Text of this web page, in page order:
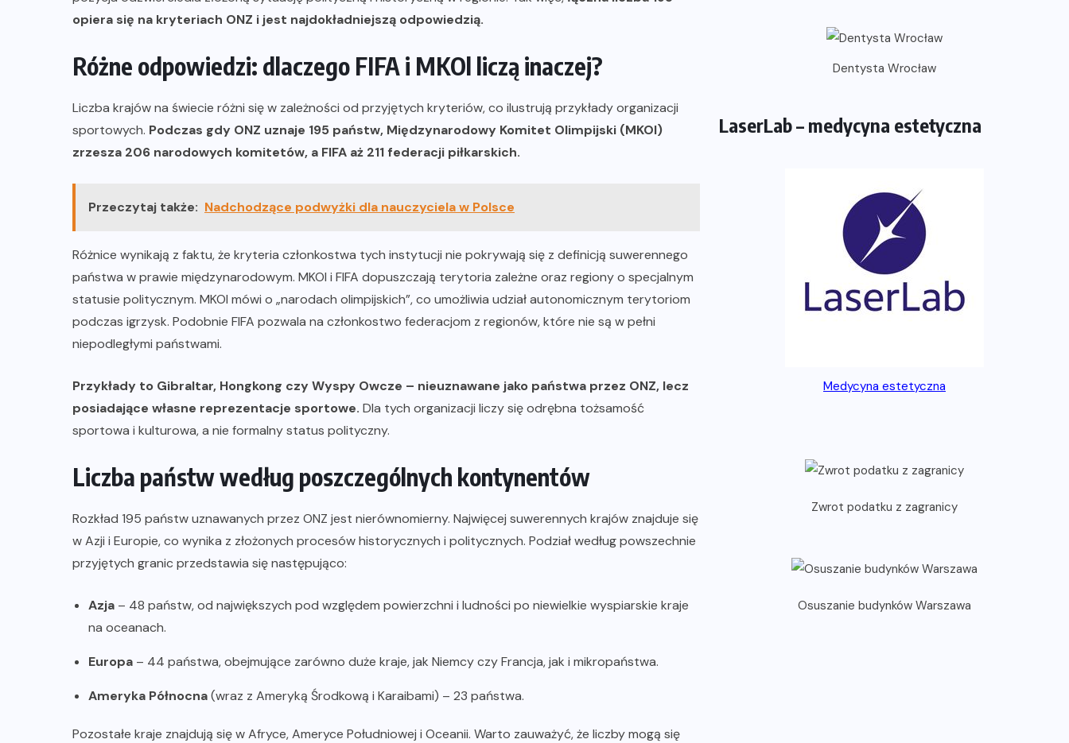
opiera się na kryteriach ONZ i jest najdokładniejszą odpowiedzią.
Różne odpowiedzi: dlaczego FIFA i MKOl liczą inaczej?
Liczba krajów na świecie różni się w zależności od przyjętych kryteriów, co ilustrują przykłady organizacji
sportowych. Podczas gdy ONZ uznaje 195 państw, Międzynarodowy Komitet Olimpijski (MKOl)
zrzesza 206 narodowych komitetów, a FIFA aż 211 federacji piłkarskich.
Przeczytaj także: Nadchodzące podwyżki dla nauczyciela w Polsce
Różnice wynikają z faktu, że kryteria członkostwa tych instytucji nie pokrywają się z definicją suwerennego
państwa w prawie międzynarodowym. MKOl i FIFA dopuszczają terytoria zależne oraz regiony o specjalnym
statusie politycznym. MKOl mówi o „narodach olimpijskich”, co umożliwia udział autonomicznym terytoriom
podczas igrzysk. Podobnie FIFA pozwala na członkostwo federacjom z regionów, które nie są w pełni
niepodległymi państwami.
Przykłady to Gibraltar, Hongkong czy Wyspy Owcze – nieuznawane jako państwa przez ONZ, lecz
posiadające własne reprezentacje sportowe. Dla tych organizacji liczy się odrębna tożsamość
sportowa i kulturowa, a nie formalny status polityczny.
Liczba państw według poszczególnych kontynentów
Rozkład 195 państw uznawanych przez ONZ jest nierównomierny. Najwięcej suwerennych krajów znajduje się
w Azji i Europie, co wynika z złożonych procesów historycznych i politycznych. Podział według powszechnie
przyjętych granic przedstawia się następująco:
Azja – 48 państw, od największych pod względem powierzchni i ludności po niewielkie wyspiarskie kraje
na oceanach.
Europa – 44 państwa, obejmujące zarówno duże kraje, jak Niemcy czy Francja, jak i mikropaństwa.
Ameryka Północna(wraz z Ameryką Środkową i Karaibami) – 23 państwa.
Pozostałe kraje znajdują się w Afryce, Ameryce Południowej i Oceanii. Warto zauważyć, że liczby mogą się
Dentysta Wrocław
LaserLab – medycyna estetyczna
Medycyna estetyczna
Zwrot podatku z zagranicy
Osuszanie budynków Warszawa